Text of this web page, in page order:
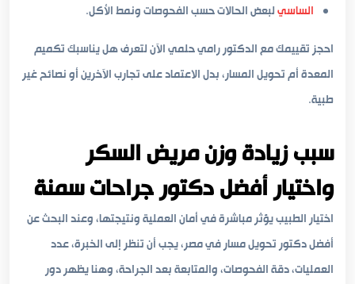
الساسيلبعض الحالات حسب الفحوصات ونمط الأكل.
احجز تقييمك مع الدكتور رامي حلمي الآن لتعرف هل يناسبك تكميم
المعدة أم تحويل المسار، بدل الاعتماد على تجارب الآخرين أو نصائح غير
طبية.
سبب زيادة وزن مريض السكر
واختيار أفضل دكتور جراحات سمنة
اختيار الطبيب يؤثر مباشرة في أمان العملية ونتيجتها، وعند البحث عن
أفضل دكتور تحويل مسار في مصر، يجب أن تنظر إلى الخبرة، عدد
العمليات، دقة الفحوصات، والمتابعة بعد الجراحة، وهنا يظهر دور